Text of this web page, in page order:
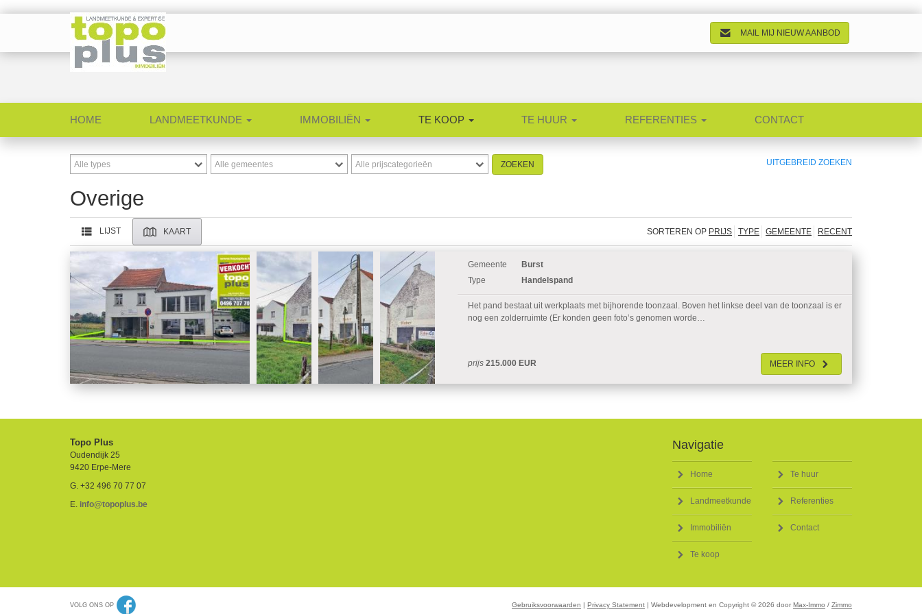
MAIL MIJ NIEUW AANBOD
HOME LANDMEETKUNDE IMMOBILIËN TE KOOP TE HUUR REFERENTIES CONTACT
UITGEBREID ZOEKEN
Overige
LIJST KAART SORTEREN OP PRIJS TYPE GEMEENTE RECENT
Gemeente
Burst
Type
Handelspand
Het pand bestaat uit werkplaats met bijhorende toonzaal. Boven het linkse deel van de toonzaal is er
nog een zolderruimte (Er konden geen foto’s genomen worde…
MEER INFO
prijs 215.000 EUR
Topo Plus
Oudendijk 25
9420 Erpe-Mere
G. +32 496 70 77 07
E. info@topoplus.be
Navigatie
Home
Landmeetkunde
Immobiliën
Te koop
Te huur
Referenties
Contact
VOLG ONS OP Gebruiksvoorwaarden | Privacy Statement | Webdevelopment en Copyright © 2026 door Max-Immo / Zimmo